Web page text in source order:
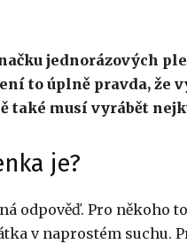
jednorázových
to úplně pravda, že
také musí vyrábět
je?
odpověď. Pro někoho
v naprostém suchu.